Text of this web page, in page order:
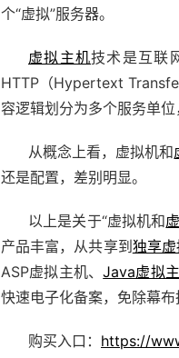
个“虚拟”服务器。
虚拟主机技术是互联
HTTP（Hypertext
容逻辑划分为多个服务单
从概念上看，虚拟机和
还是配置，差别明显。
以上是关于“虚拟机和
产品丰富，从共享到 独享
ASP虚拟主机、Java虚拟
快速电子化备案，免除幕布
购买入口： https://